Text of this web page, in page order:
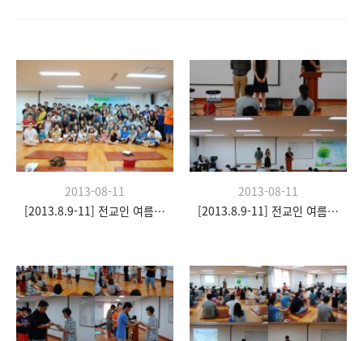
2013-08-11
[2013.8.9-11] 전교인 여름수련회- "이쉼 전쉼"
2013-08-11
[2013.8.9-11] 전교인 여름수련회- "이쉼 전쉼"